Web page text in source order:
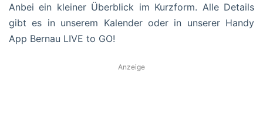
Anbei ein kleiner Überblick im Kurzform. Alle Details
gibt es in unserem Kalender oder in unserer Handy
App Bernau LIVE to GO!
Anzeige